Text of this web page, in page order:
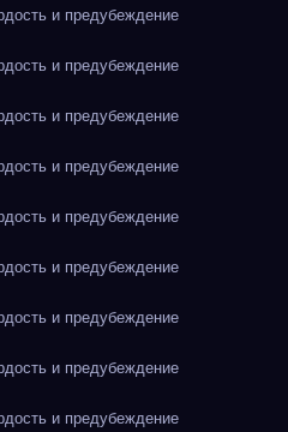
и предубеждение
и предубеждение
и предубеждение
и предубеждение
и предубеждение
и предубеждение
и предубеждение
и предубеждение
и предубеждение